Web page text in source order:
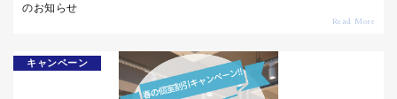
のお知らせ
キャンペーン